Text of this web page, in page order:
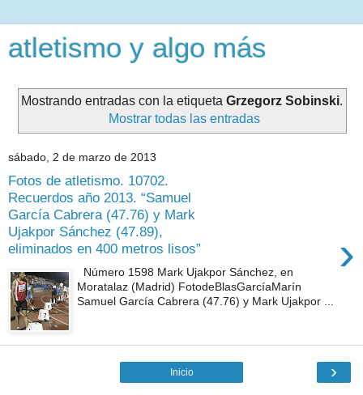
atletismo y algo más
Mostrando entradas con la etiqueta Grzegorz Sobinski.
Mostrar todas las entradas
sábado, 2 de marzo de 2013
Fotos de atletismo. 10702.
Recuerdos año 2013. “Samuel
García Cabrera (47.76) y Mark
Ujakpor Sánchez (47.89),
eliminados en 400 metros lisos”
›
Número 1598 Mark Ujakpor Sánchez, en
Moratalaz (Madrid) FotodeBlasGarcíaMarín
Samuel García Cabrera (47.76) y Mark Ujakpor ...
›
Inicio